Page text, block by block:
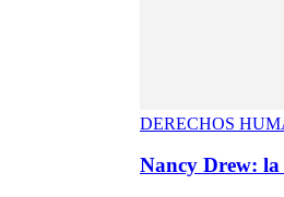
DERECHOS
Nancy Drew: la